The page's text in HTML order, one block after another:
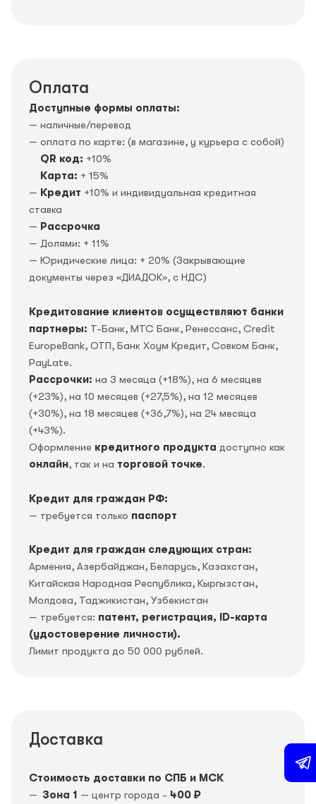
Оплата
Доступные формы оплаты:
— наличные/перевод
— оплата по карте: (в магазине, у курьера с собой)
QR код: +10%
Карта: + 15%
— Кредит +10% и индивидуальная кредитная
ставка
— Рассрочка
— Долями: + 11%
— Юридические лица: + 20% (Закрывающие
документы через «ДИАДОК», c НДС)
Кредитование клиентов осуществляют банки
партнеры: Т-Банк, МТС Банк, Ренессанс, Credit
EuropeBank, OTП, Банк Хоум Кредит, Совком Банк,
PayLate.
Рассрочки: на 3 месяца (+18%), на 6 месяцев
(+23%), на 10 месяцев (+27,5%), на 12 месяцев
(+30%), на 18 месяцев (+36,7%), на 24 месяца
(+43%).
Оформление кредитного продукта доступно как
онлайн, так и на торговой точке.
Кредит для граждан РФ:
— требуется только паспорт
Кредит для граждан следующих стран:
Армения, Азербайджан, Беларусь, Казахстан,
Китайская Народная Республика, Кыргызстан,
Молдова, Таджикистан, Узбекистан
— требуется: патент, регистрация, ID-карта
(удостоверение личности).
Лимит продукта до 50 000 рублей.
Доставка
Стоимость доставки по СПБ и МСК
Зона 1 — центр города - 400 ₽